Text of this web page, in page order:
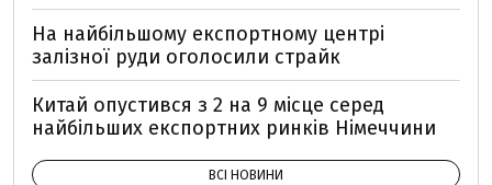
На найбільшому експортному центрі
залізної руди оголосили страйк
Китай опустився з 2 на 9 місце серед
найбільших експортних ринків Німеччини
ВСІ НОВИНИ